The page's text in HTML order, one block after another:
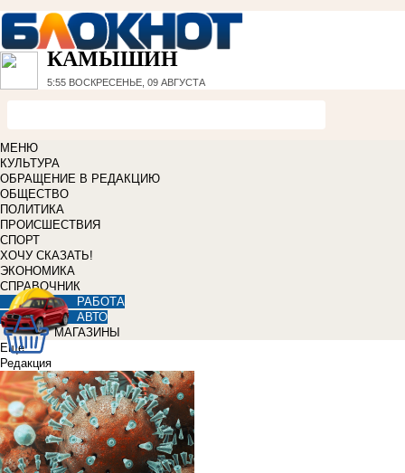
КАМЫШИН
5:55 ВОСКРЕСЕНЬЕ, 09 АВГУСТА
МЕНЮ
КУЛЬТУРА
ОБРАЩЕНИЕ В РЕДАКЦИЮ
ОБЩЕСТВО
ПОЛИТИКА
ПРОИСШЕСТВИЯ
СПОРТ
ХОЧУ СКАЗАТЬ!
ЭКОНОМИКА
СПРАВОЧНИК
РАБОТА
АВТО
МАГАЗИНЫ
Еще
Редакция